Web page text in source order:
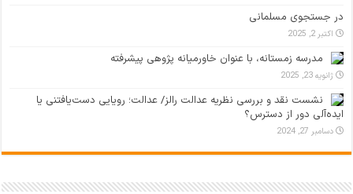
در جستجوی مسلمانی
اکتبر 2, 2025
مدرسه زمستانه، با عنوان خاورمیانه پژوهی پیشرفته
ژانویه 23, 2025
نشست نقد و بررسی نظریه عدالت رالز/ عدالت؛ رویایی دست‌یافتنی یا
ایده‌آلی دور از دسترس؟
دسامبر 27, 2024